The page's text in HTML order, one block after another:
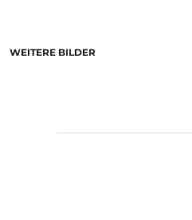
WEITERE BILDER